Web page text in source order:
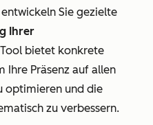
Sie gezielte
Ihrer
Tool bietet konkrete
Ihre Präsenz auf allen
optimieren und die
zu verbessern.